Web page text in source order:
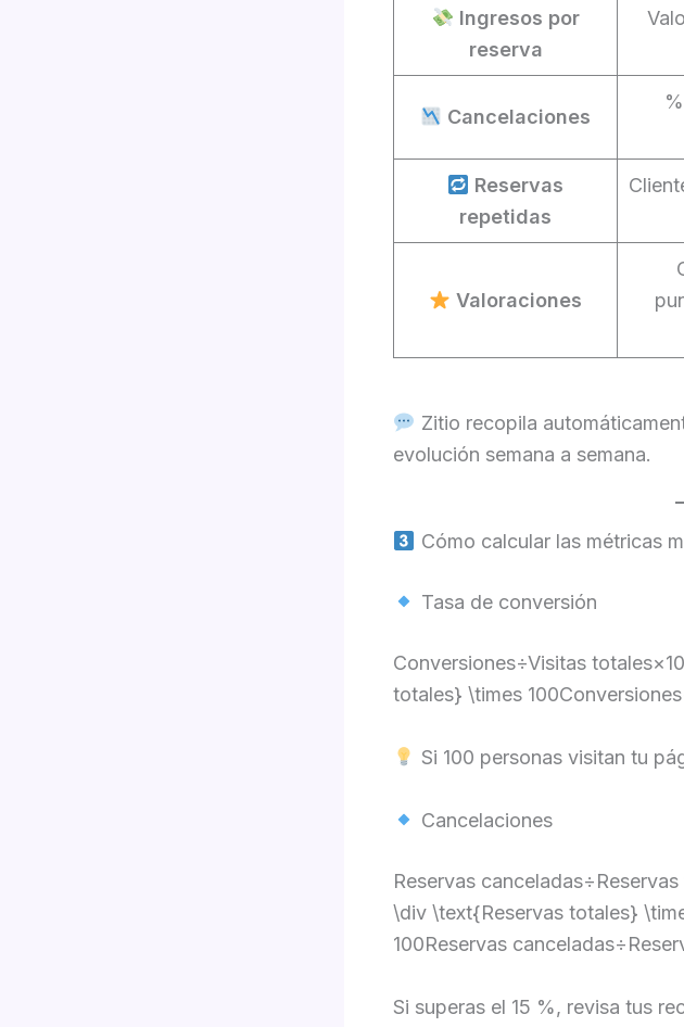
Ingresos por
reserva
Cancelaciones
Reservas
repetidas
Valoraciones
Zitio recopila
evolución semana a semana.
Cómo calcular las métricas
Tasa de conversión
Conversiones÷Visitas
totales} \times
Si 100 personas visitan tu
Cancelaciones
Reservas
\div \text{Reservas totales}
100Reservas
Si superas el 15 %, revisa tus